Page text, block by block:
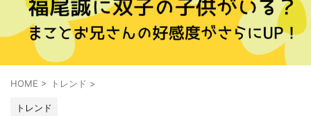
HOME > トレンド >
トレンド